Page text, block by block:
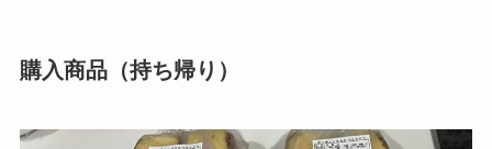
購入商品（持ち帰り）